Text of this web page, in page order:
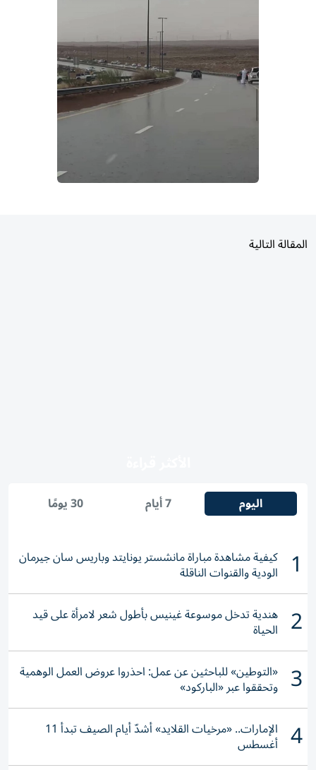
المقالة التالية
اليوم 7 أيام 30 يومًا
1 كيفية مشاهدة مباراة مانشستر يونايتد وباريس سان جيرمان
الودية والقنوات الناقلة
2 هندية تدخل موسوعة غينيس بأطول شعر لامرأة على قيد
الحياة
3 «التوطين» للباحثين عن عمل: احذروا عروض العمل الوهمية
وتحققوا عبر «الباركود»
4 الإمارات.. «مرخيات القلايد» أشدّ أيام الصيف تبدأ 11
أغسطس